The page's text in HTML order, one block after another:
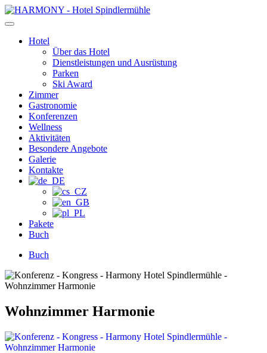
Zum
Inhalt
Hotel
Über das Hotel
Dienstleistungen und Ausrüstung
Parken
Ski Award
Zimmer
Gastronomie
Konferenzen
Wellness
Aktivitäten
Besondere Angebote
Galerie
Kontakte
Pakete
Buch
Buch
Wohnzimmer Harmonie